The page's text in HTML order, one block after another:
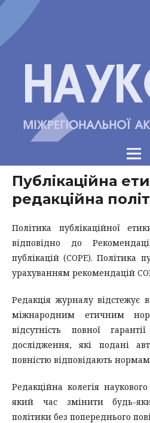
Публікаційна
редакційна
Політика публікаційної
відповідно до
публікацій (COPE). Політика
урахуванням рекомендацій
Редакція журналу відстежує
міжнародним етичним
відсутність повної
дослідження, які подані
повністю відповідають
Редакційна колегія
який час змінити будь-
політики без попереднього